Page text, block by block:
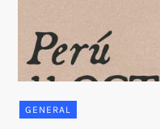
GENERAL